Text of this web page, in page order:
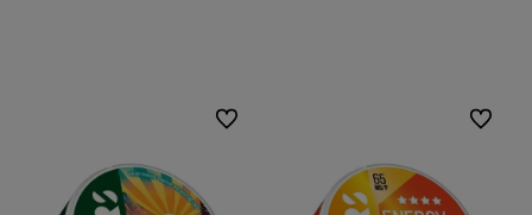
Do ulubionych Do